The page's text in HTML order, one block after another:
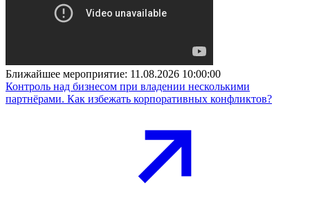
Ближайшее мероприятие: 11.08.2026 10:00:00
Контроль над бизнесом при владении несколькими
партнёрами. Как избежать корпоративных конфликтов?